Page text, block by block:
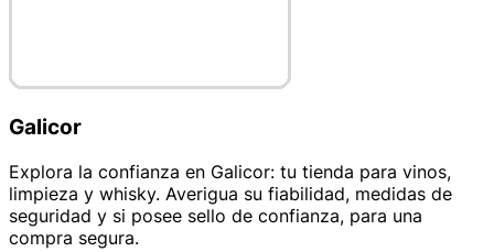
Galicor
Explora la confianza en Galicor: tu tienda para vinos,
limpieza y whisky. Averigua su fiabilidad, medidas de
seguridad y si posee sello de confianza, para una
compra segura.